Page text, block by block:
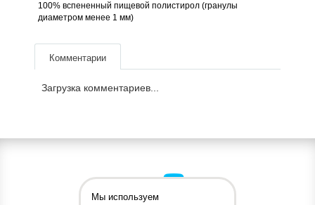
100% вспененный пищевой полистирол (гранулы
диаметром менее 1 мм)
Комментарии
Загрузка комментариев...
Мы используем